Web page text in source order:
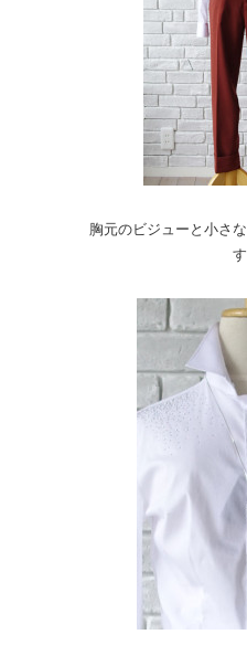
胸元のビジューと小さ
す